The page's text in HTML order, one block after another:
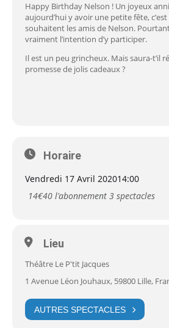
Happy Birthday Nelson ! Un joyeux
aujourd’hui y avoir une petite fête,
souhaitent les amis de Nelson.
vraiment l’intention d’y participer.
Il est un peu grincheux. Mais saura-t’il
promesse de jolis cadeaux ?
Horaire
Vendredi 17 Avril 202014:00
14€40 l'abonnement 3 spectacles
Lieu
Théâtre Le P'tit Jacques
1 Avenue Léon Jouhaux, 59800 Lille,
AUTRES SPECTACLES